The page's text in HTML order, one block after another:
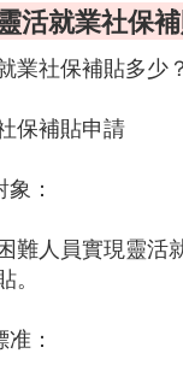
活就業社保
業社保補貼多少
保補貼申請
：
難人員實現靈活
：